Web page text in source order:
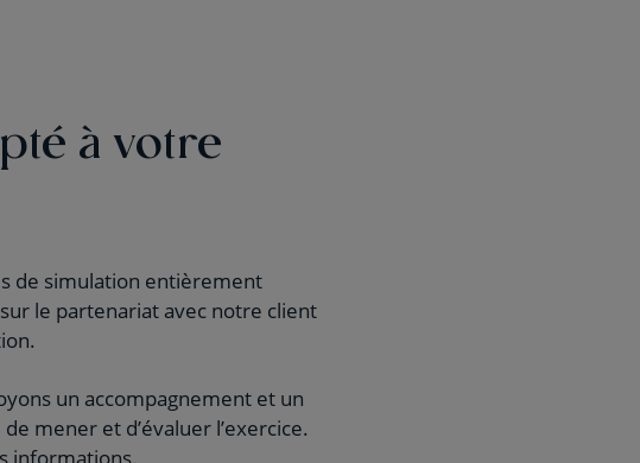
à votre
de simulation entièrement
le partenariat avec notre client
un accompagnement et un
mener et d’évaluer l’exercice.